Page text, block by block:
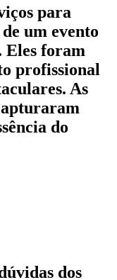
para
um evento
Eles foram
profissional
As
do
dos